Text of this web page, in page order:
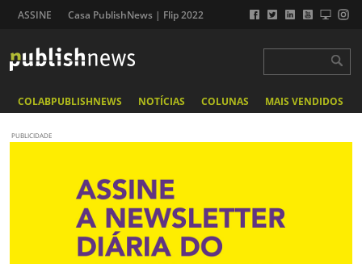
ASSINE Casa PublishNews | Flip 2022
COLABPUBLISHNEWS NOTÍCIAS COLUNAS MAIS VENDIDOS
PUBLICIDADE